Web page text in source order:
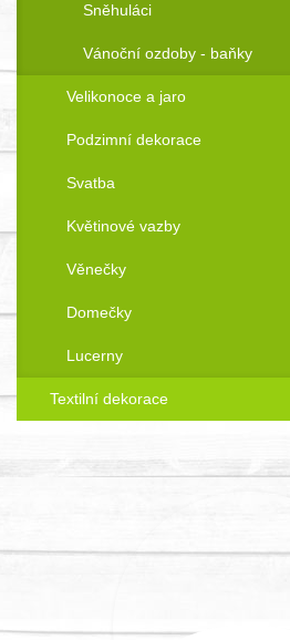
Sněhuláci
Vánoční ozdoby - baňky
Velikonoce a jaro
Podzimní dekorace
Svatba
Květinové vazby
Věnečky
Domečky
Lucerny
Textilní dekorace